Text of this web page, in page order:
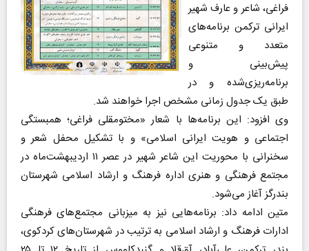
فراغی، شاعر و عارف شهیر
ایرانی ترکمن برنامه‌های
متعدد و متنوعی
پیش‌بینی و
برنامه‌ریزی‌شده و در
طبق یک جدول زمانی مشخص اجرا خواهند شد.
وی افزود: این برنامه‌ها با شعار «مختومقلی فراغی؛ همبستگی
اجتماعی و هویت ایرانی اسلامی» و با تشکیل محفل شعر و
سخنرانی با محوریت این شاعر شهیر در عصر ۱۱ اردیبهشت‌ماه در
مجتمع فرهنگی و هنری اداره فرهنگ و ارشاد اسلامی شهرستان
بندرگز آغاز می‌شود.
متین ادامه داد: برنامه‌هایی نیز به میزبانی مجتمع‌های فرهنگی
ادارات فرهنگ و ارشاد اسلامی به ترتیب در شهرستان‌های کردکوی،